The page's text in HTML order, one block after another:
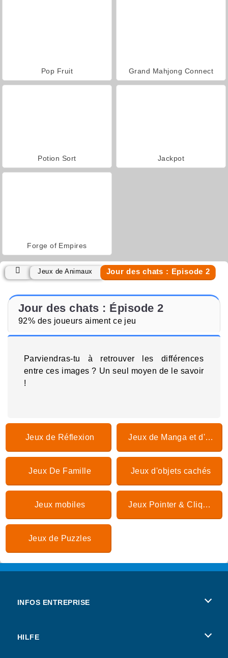
Pop Fruit Grand Mahjong Connect
Potion Sort Jackpot
Forge of Empires
Jeux de Animaux Jour des chats : Épisode 2
Jour des chats : Épisode 2
92% des joueurs aiment ce jeu
Parviendras-tu à retrouver les différences
entre ces images ? Un seul moyen de le savoir
!
Jeux de Réflexion Jeux de Manga et d'Anime
Jeux De Famille Jeux d'objets cachés
Jeux mobiles Jeux Pointer & Cliquer
Jeux de Puzzles
INFOS ENTREPRISE
HILFE